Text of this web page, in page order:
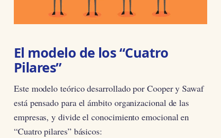
El modelo de los “Cuatro
Pilares”
Este modelo teórico desarrollado por Cooper y Sawaf
está pensado para el ámbito organizacional de las
empresas, y divide el conocimiento emocional en
“Cuatro pilares” básicos: